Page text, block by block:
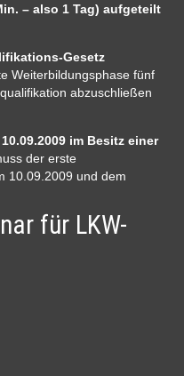
– also 1 Tag) aufgeteilt
Gesetz
Weiterbildungsphase fünf
abzuschließen
im Besitz einer
der erste
10.09.2009 und dem
für LKW-